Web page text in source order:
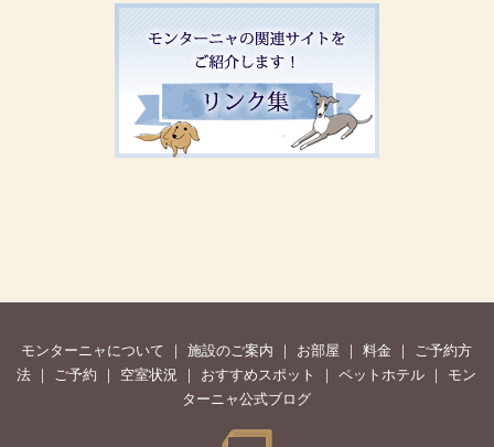
モンターニャについて ｜施設のご案内 ｜ お部屋 ｜料金 ｜ ご予約方
法 ｜ ご予約 ｜ 空室状況 ｜ おすすめスポット ｜ペットホテル ｜ モン
ターニャ公式ブログ